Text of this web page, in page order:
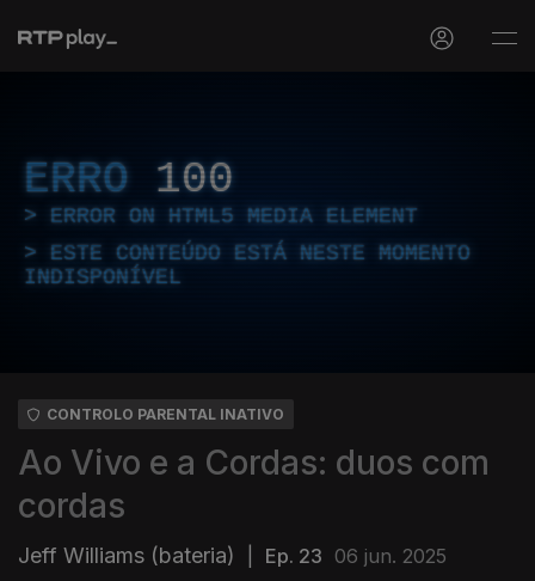
ERRO 100
ERROR ON HTML5 MEDIA ELEMENT
ESTE CONTEÚDO ESTÁ NESTE MOMENTO
INDISPONÍVEL
CONTROLO PARENTAL INATIVO
Ao Vivo e a Cordas: duos com
cordas
Jeff Williams (bateria) Ep. 23 06 jun. 2025